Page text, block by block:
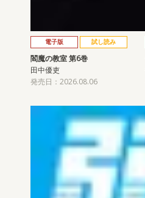
電子版 試し読み
閻魔の教室 第6巻
田中優吏
発売日：2026.08.06